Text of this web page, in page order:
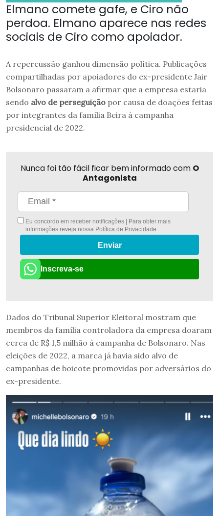
Elmano comete gafe, e Ciro não
perdoa. Elmano aparece nas redes
sociais de Ciro como apoiador.
A repercussão ganhou dimensão política. Publicações
compartilhadas por apoiadores do ex-presidente Jair
Bolsonaro passaram a afirmar que a empresa estaria
sendo alvo de perseguição por causa de doações feitas
por integrantes da família Beira à campanha
presidencial de 2022.
Nunca foi tão fácil ficar bem informado com O
Antagonista
Eu concordo em receber notificações | Para obter mais
informações reveja nossa Política de Privacidade
Enviar
Inscreva-se
Dados do Tribunal Superior Eleitoral mostram que
membros da família controladora da empresa doaram
cerca de R$ 1,5 milhão à campanha de Bolsonaro. Nas
eleições de 2022, a marca já havia sido alvo de
campanhas de boicote promovidas por adversários do
ex-presidente.